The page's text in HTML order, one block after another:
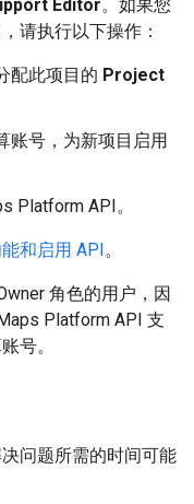
Editor。如果您
请执行以下操作：
配此项目的 Project
账号，为新项目启用
Platform API。
和启用 API。
角色的用户，因
Platform API 支
号。
问题所需的时间可能